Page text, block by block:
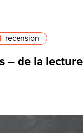
recension
– de la lecture